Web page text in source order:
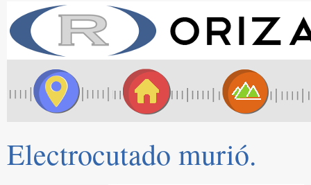
Electrocutado murió.